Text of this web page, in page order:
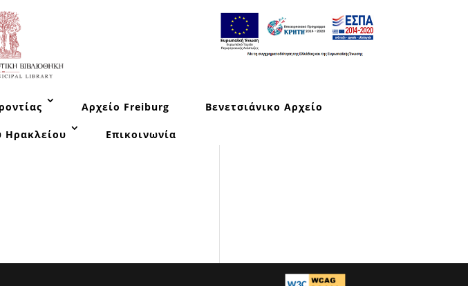
Αρχείο Freiburg Βενετσιάνικο Αρχείο
Ηρακλείου Επικοινωνία